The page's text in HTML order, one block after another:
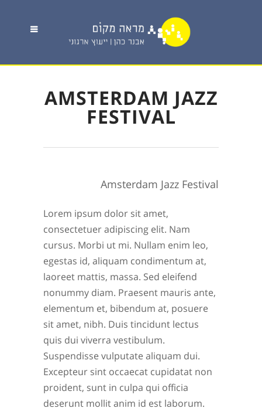
AMSTERDAM JAZZ
FESTIVAL
Amsterdam Jazz Festival
Lorem ipsum dolor sit amet,
consectetuer adipiscing elit. Nam
cursus. Morbi ut mi. Nullam enim leo,
egestas id, aliquam condimentum at,
laoreet mattis, massa. Sed eleifend
nonummy diam. Praesent mauris ante,
elementum et, bibendum at, posuere
sit amet, nibh. Duis tincidunt lectus
quis dui viverra vestibulum.
Suspendisse vulputate aliquam dui.
Excepteur sint occaecat cupidatat non
proident, sunt in culpa qui officia
deserunt mollit anim id est laborum.